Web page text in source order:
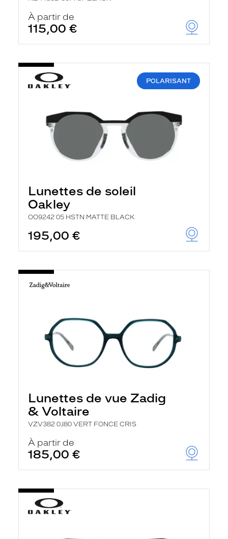
À partir de
115,00 €
POLARISANT
Lunettes de soleil
Oakley
OO9242 05 HSTN MATTE BLACK
195,00 €
Lunettes de vue Zadig
& Voltaire
VZV382 0J80 VERT FONCE CRIS
À partir de
185,00 €